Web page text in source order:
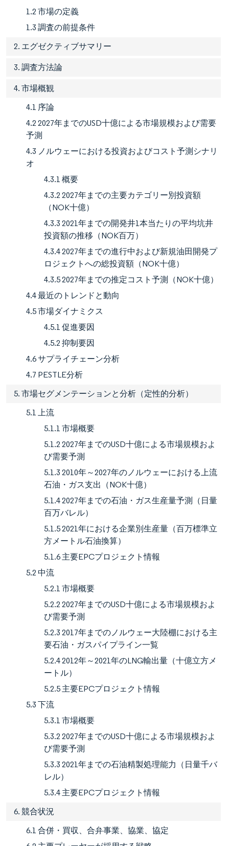
1.2 市場の定義
1.3 調査の前提条件
2. エグゼクティブサマリー
3. 調査方法論
4. 市場概観
4.1 序論
4.2 2027年までのUSD十億による市場規模および需要
予測
4.3 ノルウェーにおける投資およびコスト予測シナリ
オ
4.3.1 概要
4.3.2 2027年までの主要カテゴリー別投資額
（NOK十億）
4.3.3 2021年までの開発井1本当たりの平均坑井
投資額の推移（NOK百万）
4.3.4 2027年までの進行中および新規油田開発プ
ロジェクトへの総投資額（NOK十億）
4.3.5 2027年までの推定コスト予測（NOK十億）
4.4 最近のトレンドと動向
4.5 市場ダイナミクス
4.5.1 促進要因
4.5.2 抑制要因
4.6 サプライチェーン分析
4.7 PESTLE分析
5. 市場セグメンテーションと分析（定性的分析）
5.1 上流
5.1.1 市場概要
5.1.2 2027年までのUSD十億による市場規模およ
び需要予測
5.1.3 2010年～2027年のノルウェーにおける上流
石油・ガス支出（NOK十億）
5.1.4 2027年までの石油・ガス生産量予測（日量
百万バレル）
5.1.5 2021年における企業別生産量（百万標準立
方メートル石油換算）
5.1.6 主要EPCプロジェクト情報
5.2 中流
5.2.1 市場概要
5.2.2 2027年までのUSD十億による市場規模およ
び需要予測
5.2.3 2017年までのノルウェー大陸棚における主
要石油・ガスパイプライン一覧
5.2.4 2012年～2021年のLNG輸出量（十億立方メ
ートル）
5.2.5 主要EPCプロジェクト情報
5.3 下流
5.3.1 市場概要
5.3.2 2027年までのUSD十億による市場規模およ
び需要予測
5.3.3 2021年までの石油精製処理能力（日量千バ
レル）
5.3.4 主要EPCプロジェクト情報
6. 競合状況
6.1 合併・買収、合弁事業、協業、協定